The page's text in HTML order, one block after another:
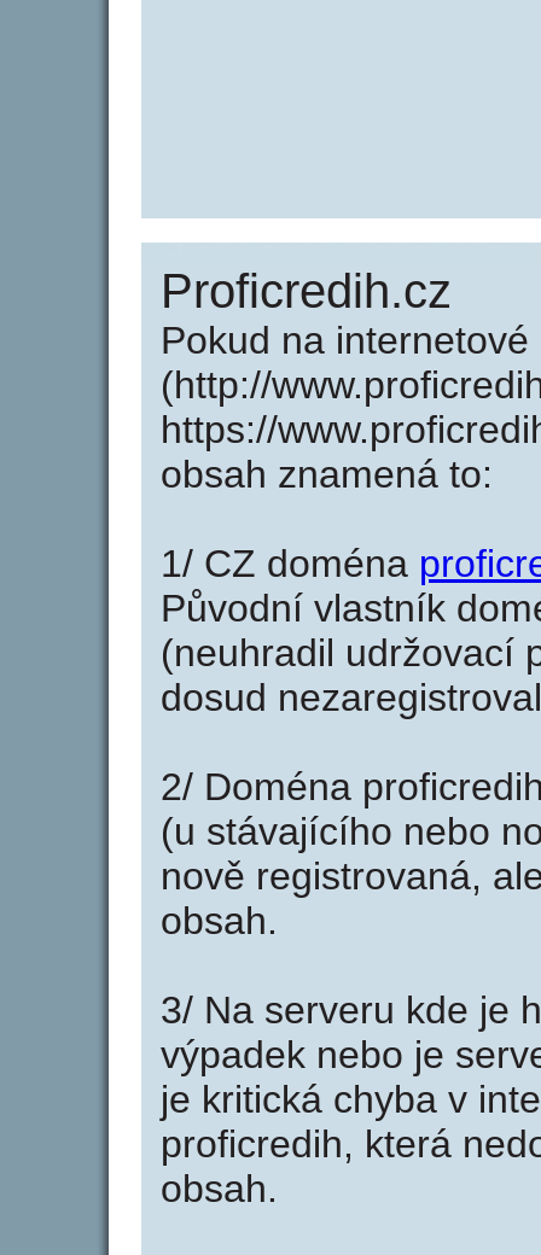
Proficredih.cz
Pokud na
(http://
https://
obsah znamená to:
1/ CZ doména
Původní vlastník
(neuhradil udržovací
dosud
2/ Doména
(u stávajícího nebo
nově registrovaná,
obsah.
3/ Na serveru kde je
výpadek nebo je
je kritická chyba v
proficredih, která
obsah.